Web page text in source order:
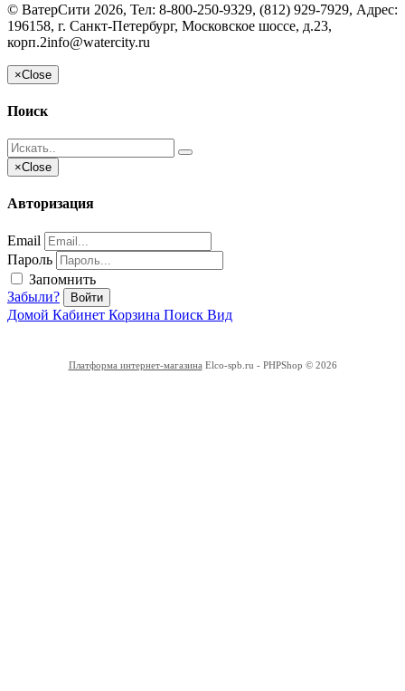
© ВатерСити 2026, Тел: 8-800-250-9329, (812) 929-7929, Адрес:
196158, г. Санкт-Петербург, Московское шоссе, д.23,
корп.2info@watercity.ru
×Close
Поиск
×Close
Авторизация
Email
Пароль
Запомнить
Забыли?
Войти
Домой Кабинет Корзина Поиск Вид
Платформа интернет-магазина Elco-spb.ru - PHPShop © 2026